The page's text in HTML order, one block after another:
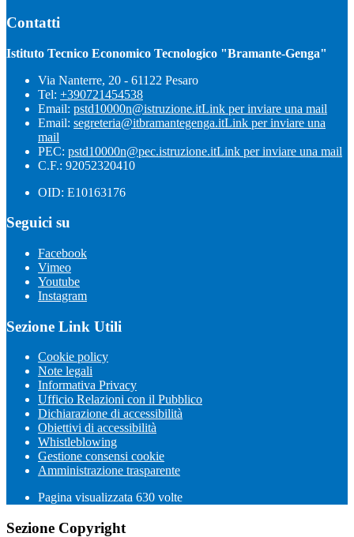
Contatti
Istituto Tecnico Economico Tecnologico "Bramante-Genga"
Via Nanterre, 20 - 61122 Pesaro
Tel: +390721454538
Email: pstd10000n@istruzione.itLink per inviare una mail
Email: segreteria@itbramantegenga.itLink per inviare una
mail
PEC: pstd10000n@pec.istruzione.itLink per inviare una mail
C.F.: 92052320410
OID: E10163176
Seguici su
Facebook
Vimeo
Youtube
Instagram
Sezione Link Utili
Cookie policy
Note legali
Informativa Privacy
Ufficio Relazioni con il Pubblico
Dichiarazione di accessibilità
Obiettivi di accessibilità
Whistleblowing
Gestione consensi cookie
Amministrazione trasparente
Pagina visualizzata 630 volte
Sezione Copyright